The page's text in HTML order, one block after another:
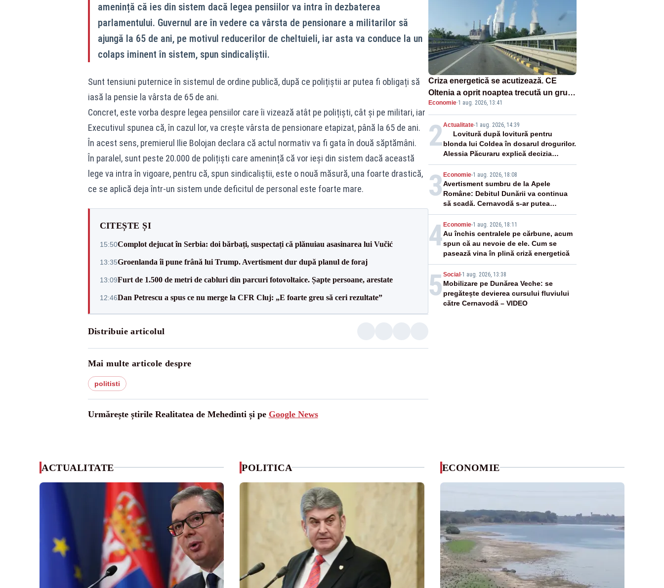
amenință că ies din sistem dacă legea pensiilor va intra în dezbaterea
parlamentului. Guvernul are în vedere ca vârsta de pensionare a militarilor să
ajungă la 65 de ani, pe motivul reducerilor de cheltuieli, iar asta va conduce la un
colaps iminent în sistem, spun sindicaliștii.
Sunt tensiuni puternice în sistemul de ordine publică, după ce polițiștii ar putea fi obligați să
iasă la pensie la vârsta de 65 de ani.
Concret, este vorba despre legea pensiilor care îi vizează atât pe polițiști, cât și pe militari, iar
Executivul spunea că, în cazul lor, va crește vârsta de pensionare etapizat, până la 65 de ani.
În acest sens, premierul Ilie Bolojan declara că actul normativ va fi gata în două săptămâni.
În paralel, sunt peste 20.000 de polițiști care amenință că vor ieși din sistem dacă această
lege va intra în vigoare, pentru că, spun sindicaliștii, este o nouă măsură, una foarte drastică,
ce se aplică deja într-un sistem unde deficitul de personal este foarte mare.
CITEȘTE ȘI
15:50Complot dejucat în Serbia: doi bărbați, suspectați că plănuiau asasinarea lui Vučić
13:35Groenlanda îi pune frână lui Trump. Avertisment dur după planul de foraj
13:09Furt de 1.500 de metri de cabluri din parcuri fotovoltaice. Șapte persoane, arestate
12:46Dan Petrescu a spus ce nu merge la CFR Cluj: „E foarte greu să ceri rezultate”
Distribuie articolul
Mai multe articole despre
politisti
Urmărește știrile Realitatea de Mehedinti și pe Google News
Criza energetică se acutizează. CE
Oltenia a oprit noaptea trecută un grup
energetic de la Rovinari
Economie·1 aug. 2026, 13:41
2Actualitate-1 aug. 2026, 14:39
Lovitură după lovitură pentru
blonda lui Coldea în dosarul drogurilor.
Alessia Păcuraru explică decizia
magistraților
3 Economie-1 aug. 2026, 18:08
Avertisment sumbru de la Apele
Române: Debitul Dunării va continua
să scadă. Cernavodă s-ar putea
închide în 4 zile
4Economie-1 aug. 2026, 18:11
Au închis centralele pe cărbune, acum
spun că au nevoie de ele. Cum se
pasează vina în plină criză energetică
5 Social-1 aug. 2026, 13:38
Mobilizare pe Dunărea Veche: se
pregătește devierea cursului fluviului
către Cernavodă – VIDEO
ACTUALITATE POLITICA ECONOMIE